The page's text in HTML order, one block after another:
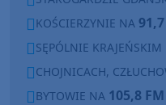
KOŚCIERZYNIE NA
SĘPÓLNIE KRAJEŃSKIM
CHOJNICACH,
BYTOWIE NA 105,8 FM